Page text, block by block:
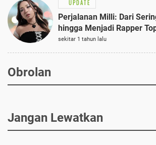
UPDATE
Perjalanan Milli: Dari
hingga Menjadi Rapper
sekitar 1 tahun lalu
Obrolan
Jangan Lewatkan